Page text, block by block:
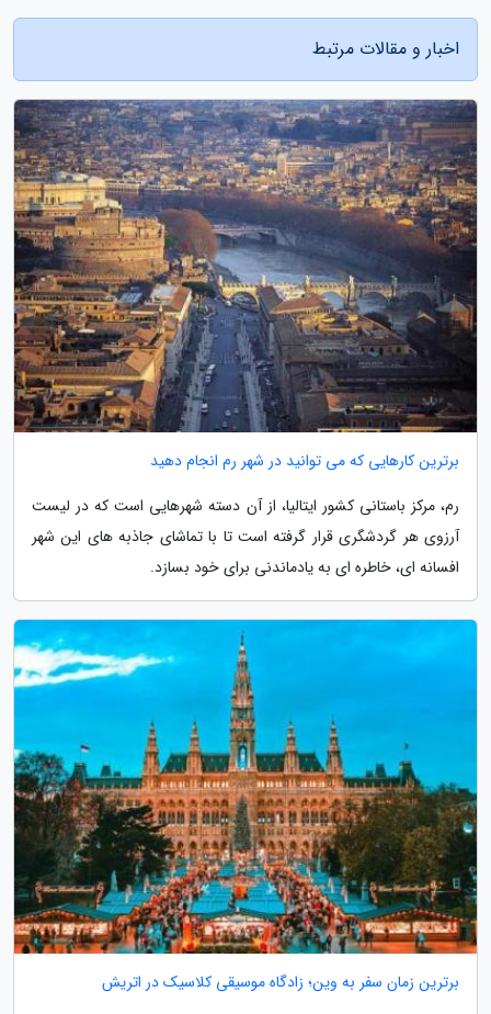
اخبار و مقالات مرتبط
برترین کارهایی که می توانید در شهر رم انجام دهید
رم، مرکز باستانی کشور ایتالیا، از آن دسته شهرهایی است که در لیست
آرزوی هر گردشگری قرار گرفته است تا با تماشای جاذبه های این شهر
افسانه ای، خاطره ای به یادماندنی برای خود بسازد.
برترین زمان سفر به وین؛ زادگاه موسیقی کلاسیک در اتریش